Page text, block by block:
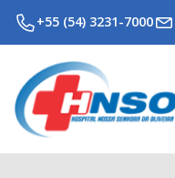
+55 (54) 3231-7000